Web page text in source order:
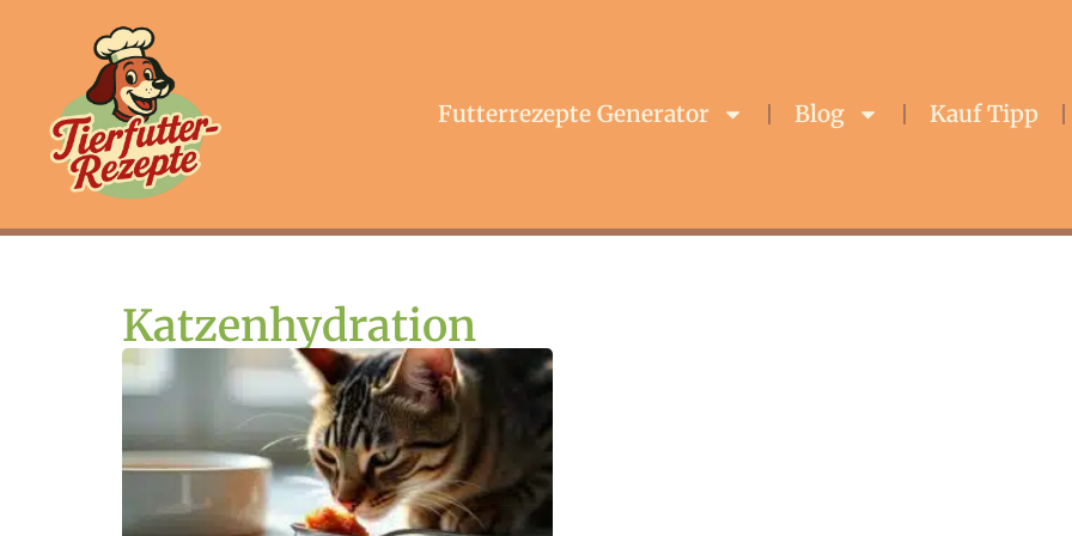
Futterrezepte Generator Blog Kauf Tipp
Katzenhydration